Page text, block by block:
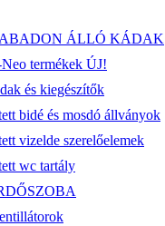
ÁLLÓ KÁDAK
termékek ÚJ!
és kiegészítők
bidé és mosdó állványok
vizelde szerelőelemek
wc tartály